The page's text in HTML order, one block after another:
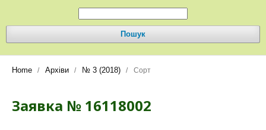
Пошук
Home / Архіви / № 3 (2018) / Сорт
Заявка № 16118002